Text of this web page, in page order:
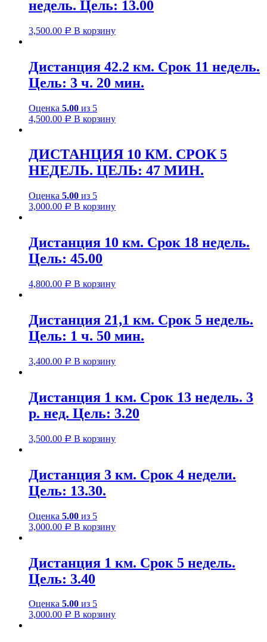
недель. Цель: 13.00
3,500.00 Р В корзину
Дистанция 42.2 км. Срок 11 недель.
Цель: 3 ч. 20 мин.
Оценка 5.00 из 5
4,500.00 Р В корзину
ДИСТАНЦИЯ 10 КМ. СРОК 5
НЕДЕЛЬ. ЦЕЛЬ: 47 МИН.
Оценка 5.00 из 5
3,000.00 Р В корзину
Дистанция 10 км. Срок 18 недель.
Цель: 45.00
4,800.00 Р В корзину
Дистанция 21,1 км. Срок 5 недель.
Цель: 1 ч. 50 мин.
3,400.00 Р В корзину
Дистанция 1 км. Срок 13 недель. 3
р. нед. Цель: 3.20
3,500.00 Р В корзину
Дистанция 3 км. Срок 4 недели.
Цель: 13.30.
Оценка 5.00 из 5
3,000.00 Р В корзину
Дистанция 1 км. Срок 5 недель.
Цель: 3.40
Оценка 5.00 из 5
3,000.00 Р В корзину